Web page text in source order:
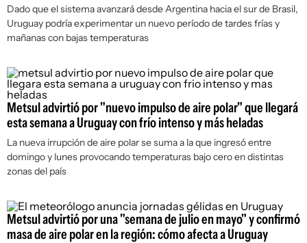
Dado que el sistema avanzará desde Argentina hacia el sur de Brasil,
Uruguay podría experimentar un nuevo período de tardes frías y
mañanas con bajas temperaturas
Metsul advirtió por "nuevo impulso de aire polar" que llegará
esta semana a Uruguay con frío intenso y más heladas
La nueva irrupción de aire polar se suma a la que ingresó entre
domingo y lunes provocando temperaturas bajo cero en distintas
zonas del país
Metsul advirtió por una "semana de julio en mayo" y confirmó
masa de aire polar en la región: cómo afecta a Uruguay